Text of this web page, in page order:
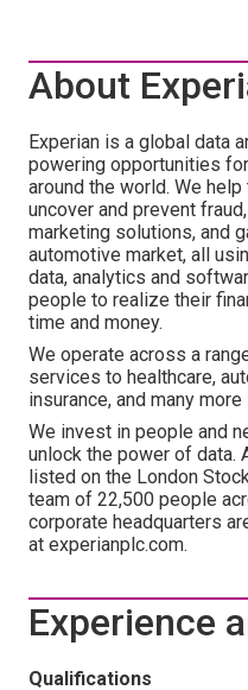
About
Experian is a global data
powering opportunities
around the world. We
uncover and prevent
marketing solutions, and
automotive market, all
data, analytics and
people to realize their
time and money.
We operate across a
services to healthcare,
insurance, and many
We invest in people and
unlock the power of data.
listed on the London
team of 22,500 people
corporate headquarters
at experianplc.com.
Experience
Qualifications